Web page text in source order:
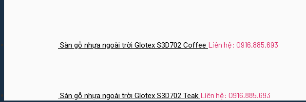
Sàn gỗ nhựa ngoài trời Glotex S3D702 Coffee Liên hệ: 0916.885.693
Sàn gỗ nhựa ngoài trời Glotex S3D702 Teak Liên hệ: 0916.885.693